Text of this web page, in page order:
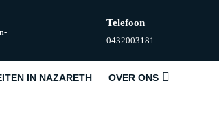
Telefoon
0432003181
IN NAZARETH OVER ONS